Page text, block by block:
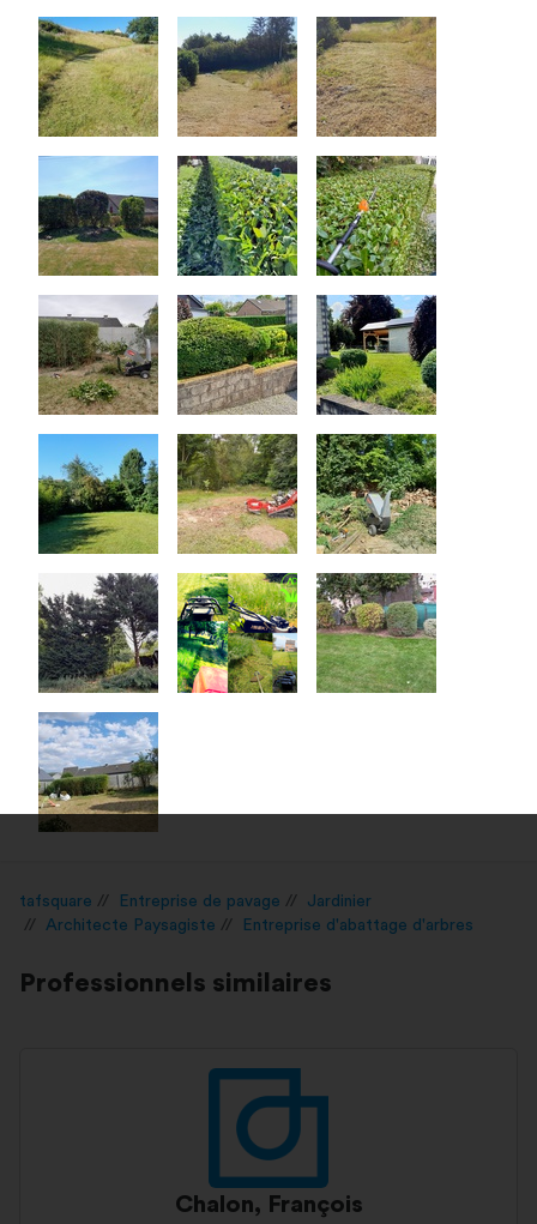
tafsquare Entreprise de pavage
Jardinier
Architecte Paysagiste
Entreprise d'abattage d'arbres
Professionnels similaires
Chalon, François